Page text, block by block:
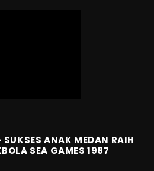
ANAK MEDAN RAIH
SEA GAMES 1987